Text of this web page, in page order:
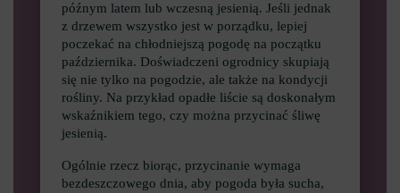
późnym latem lub wczesną jesienią. Jeśli jednak
z drzewem wszystko jest w porządku, lepiej
poczekać na chłodniejszą pogodę na początku
października. Doświadczeni ogrodnicy skupiają
się nie tylko na pogodzie, ale także na kondycji
rośliny. Na przykład opadłe liście są doskonałym
wskaźnikiem tego, czy można przycinać śliwę
jesienią.
Ogólnie rzecz biorąc, przycinanie wymaga
bezdeszczowego dnia, aby pogoda była sucha,